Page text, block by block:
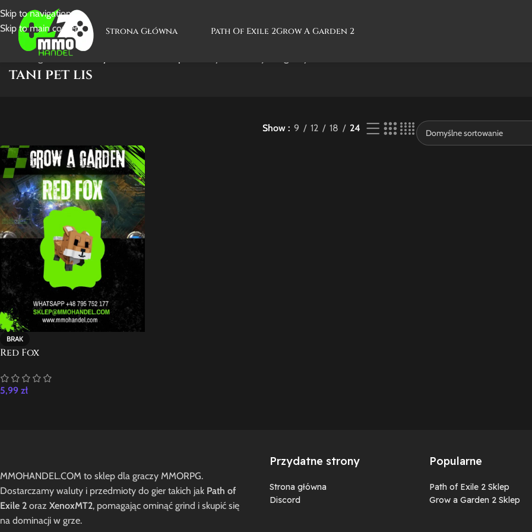
Skip to navigation
Skip to main content
Strona Główna Path Of Exile 2Grow A Garden 2
Strona główna/Produkty oznaczone “tani pet lis”
tani pet lis
Show 9 12 18 24
BRAK
Red Fox
5,99 zł
MMOHANDEL.COM to sklep dla graczy MMORPG.
Dostarczamy waluty i przedmioty do gier takich jak Path of
Exile 2 oraz XenoxMT2, pomagając ominąć grind i skupić się
na dominacji w grze.
Przydatne strony
Strona główna
Discord
Popularne
Path of Exile 2 Sklep
Grow a Garden 2 Sklep